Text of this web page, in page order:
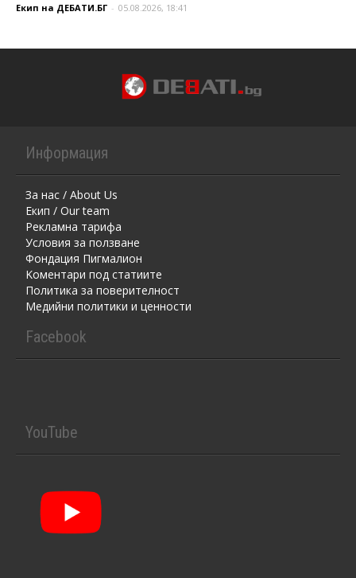
Екип на ДЕБАТИ.БГ - 05.08.2026, 18:41
Информация
За нас / About Us
Екип / Our team
Рекламна тарифа
Условия за ползване
Фондация Пигмалион
Kоментaри под статиите
Политика за поверителност
Медийни политики и ценности
Facebook
YouTube